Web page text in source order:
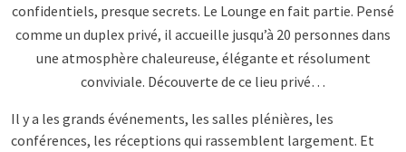
confidentiels, presque secrets. Le Lounge en fait partie. Pensé
comme un duplex privé, il accueille jusqu’à 20 personnes dans
une atmosphère chaleureuse, élégante et résolument
conviviale. Découverte de ce lieu privé…
Il y a les grands événements, les salles plénières, les
conférences, les réceptions qui rassemblent largement. Et